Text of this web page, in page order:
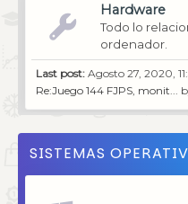
Hardware
Todo lo
ordenador.
Last post: Agosto 27, 2020,
Re:Juego 144 FJPS, monit...
SISTEMAS